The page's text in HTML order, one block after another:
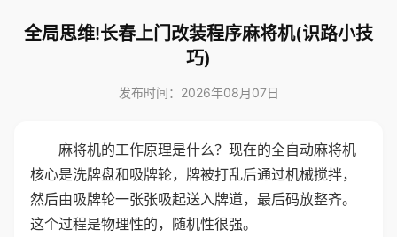
全局思维!长春上门改装程序麻将机(识路小技
巧)
发布时间：2026年08月07日
麻将机的工作原理是什么？现在的全自动麻将机
核心是洗牌盘和吸牌轮，牌被打乱后通过机械搅拌，
然后由吸牌轮一张张吸起送入牌道，最后码放整齐。
这个过程是物理性的，随机性很强。